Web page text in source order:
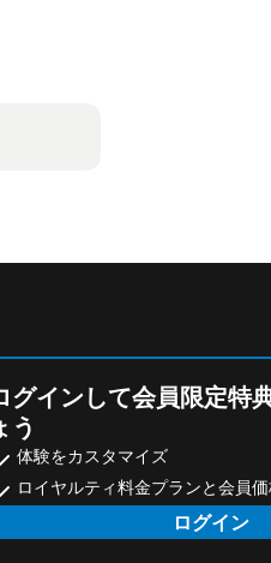
グインして会員限定特
う
体験をカスタマイズ
ロイヤルティ料金プランと会員
ログイン